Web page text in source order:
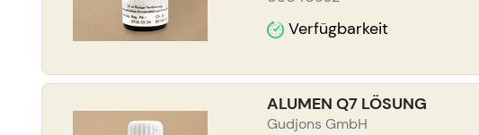
Verfügbarkeit
ALUMEN Q7 LÖSUNG
Gudjons GmbH